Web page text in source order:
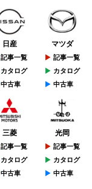
日産
記事一覧
カタログ
中古車
マツダ
記事一覧
カタログ
中古車
三菱
記事一覧
カタログ
中古車
光岡
記事一覧
カタログ
中古車